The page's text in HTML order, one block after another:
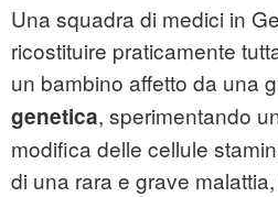
Una squadra di medici in
ricostituire praticamente
un bambino affetto da una
genetica, sperimentando
modifica delle cellule
di una rara e grave